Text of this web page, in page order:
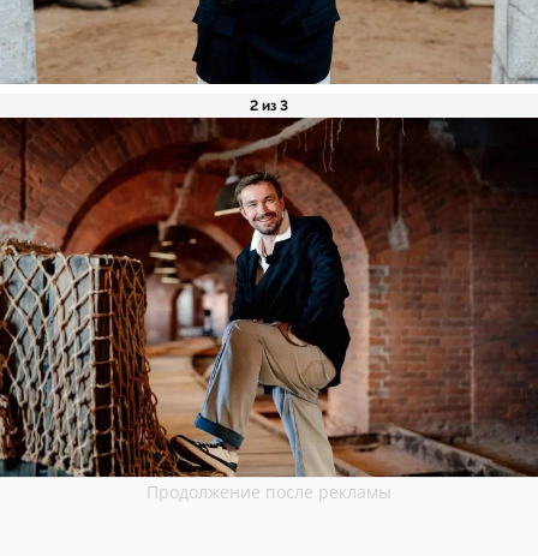
2 из 3